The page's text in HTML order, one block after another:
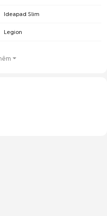
Ideapad Slim
Legion